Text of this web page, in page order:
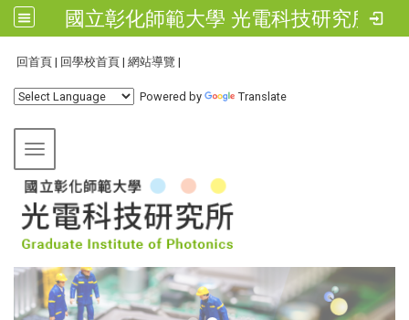
國立彰化師範大學 光電科技研究所
回首頁 | 回學校首頁 | 網站導覽 |
Powered by Translate
Toggle navigation